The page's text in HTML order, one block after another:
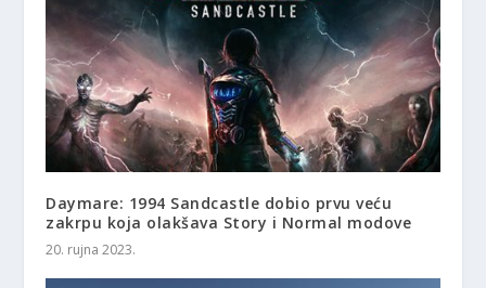
Daymare: 1994 Sandcastle dobio prvu veću
zakrpu koja olakšava Story i Normal modove
20. rujna 2023.